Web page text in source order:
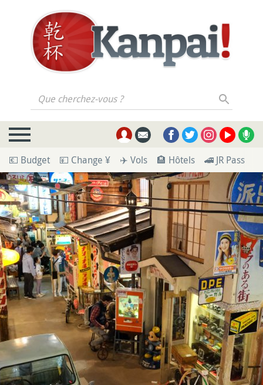
Que cherchez-vous ?
💶 Budget 💴 Change ¥ ✈️ Vols 🏨 Hôtels 🚄 JR Pass